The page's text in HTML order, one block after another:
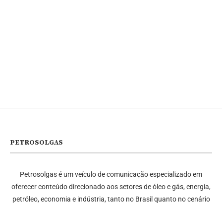
PETROSOLGAS
Petrosolgas é um veículo de comunicação especializado em
oferecer conteúdo direcionado aos setores de óleo e gás, energia,
petróleo, economia e indústria, tanto no Brasil quanto no cenário